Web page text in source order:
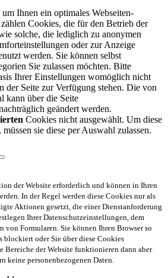
Ihnen ein optimales Webseiten-
Cookies, die für den Betrieb der
solche, die lediglich zu anonymen
oder zur Anzeige
werden. Sie können selbst
Sie zulassen möchten. Bitte
Ihrer Einstellungen womöglich nicht
der Seite zur Verfügung stehen. Die von
kann über die Seite
geändert werden.
Cookies nicht ausgewählt. Um diese
sie diese per Auswahl zulassen.
der Website erforderlich und können in Ihren
In der Regel werden diese Cookies nur als
Aktionen gesetzt, die einer Dienstanforderung
Ihrer Datenschutzeinstellungen, dem
von Formularen. Sie können Ihren Browser so
blockiert oder Sie über diese Cookies
Bereiche der Website funktionieren dann aber
keine personenbezogenen Daten.